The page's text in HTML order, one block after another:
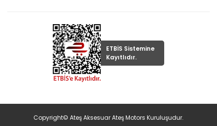
ETBİS Sistemine
Kayıtlıdır.
Copyright© Ateş Aksesuar Ateş Motors Kuruluşudur.